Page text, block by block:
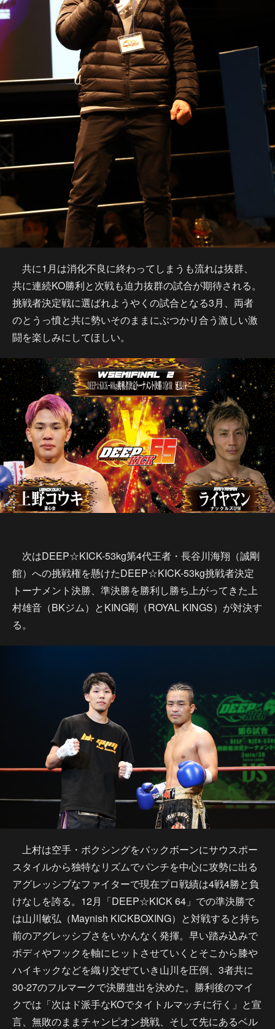
共に1月は消化不良に終わってしまうも流れは抜群、
共に連続KO勝利と次戦も迫力抜群の試合が期待される。
挑戦者決定戦に選ばれようやくの試合となる3月、両者
のとうっ憤と共に勢いそのままにぶつかり合う激しい激
闘を楽しみにしてほしい。
次はDEEP☆KICK-53kg第4代王者・長谷川海翔（誠剛
館）への挑戦権を懸けたDEEP☆KICK-53kg挑戦者決定
トーナメント決勝、準決勝を勝利し勝ち上がってきた上
村雄音（BKジム）とKING剛（ROYAL KINGS）が対決す
る。
上村は空手・ボクシングをバックボーンにサウスポー
スタイルから独特なリズムでパンチを中心に攻勢に出る
アグレッシブなファイターで現在プロ戦績は4戦4勝と負
けなしを誇る。12月「DEEP☆KICK 64」での準決勝で
は山川敏弘（Maynish KICKBOXING）と対戦すると持ち
前のアグレッシブさをいかんなく発揮。早い踏み込みで
ボディやフックを軸にヒットさせていくとそこから膝や
ハイキックなどを織り交ぜていき山川を圧倒、3者共に
30-27のフルマークで決勝進出を決めた。勝利後のマイ
クでは「次はド派手なKOでタイトルマッチに行く」と宣
言、無敗のままチャンピオン挑戦、そして先にあるベル